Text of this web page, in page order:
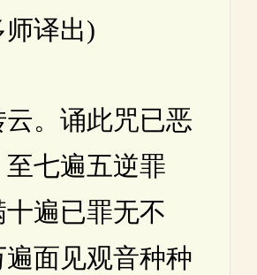
译出)
。诵此咒已恶
七遍五逆罪
十遍已罪无不
遍面见观音种种